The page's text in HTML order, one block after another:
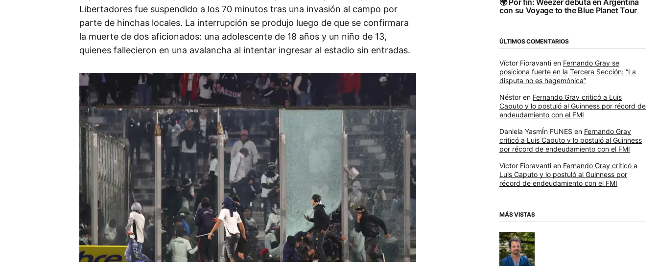
Libertadores fue suspendido a los 70 minutos tras una invasión al campo por
parte de hinchas locales. La interrupción se produjo luego de que se confirmara
la muerte de dos aficionados: una adolescente de 18 años y un niño de 13,
quienes fallecieron en una avalancha al intentar ingresar al estadio sin entradas.
🌍 Por fin: Weezer debuta en Argentina
con su Voyage to the Blue Planet Tour
ÚLTIMOS COMENTARIOS
Víctor Fioravanti en Fernando Gray se
posiciona fuerte en la Tercera Sección: “La
disputa no es hegemónica”
Néstor en Fernando Gray criticó a Luis
Caputo y lo postuló al Guinness por récord de
endeudamiento con el FMI
Daniela YasmÍn FUNES en Fernando Gray
criticó a Luis Caputo y lo postuló al Guinness
por récord de endeudamiento con el FMI
Víctor Fioravanti en Fernando Gray criticó a
Luis Caputo y lo postuló al Guinness por
récord de endeudamiento con el FMI
MÁS VISTAS